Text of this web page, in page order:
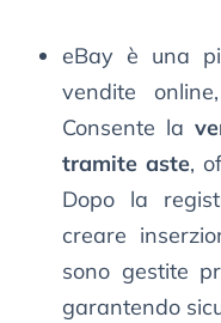
eBay è una
vendite
Consente la
tramite aste,
Dopo la
creare
sono gestite
garantendo